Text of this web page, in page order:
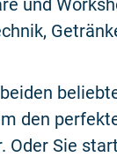
den
Oder Sie